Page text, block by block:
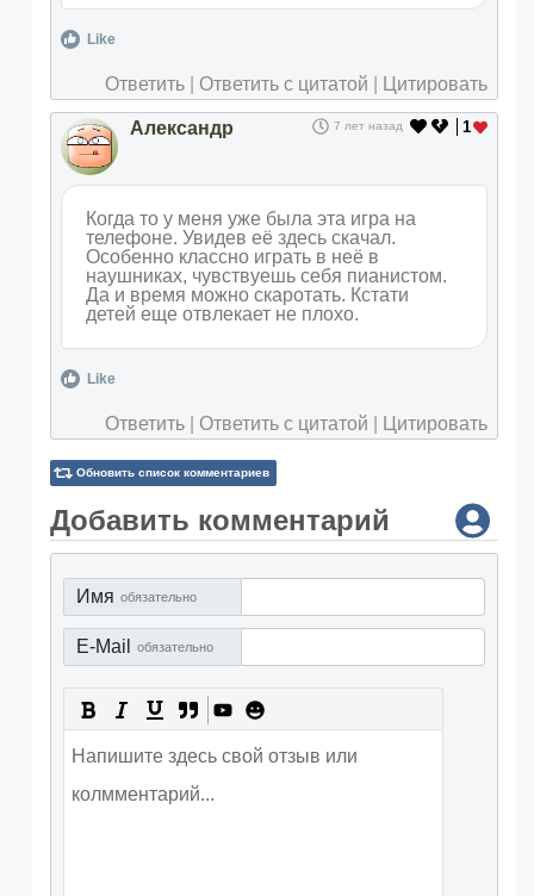
Like
Ответить Ответить с цитатой Цитировать
1
Александр 7 лет назад
Когда то у меня уже была эта игра на
телефоне. Увидев её здесь скачал.
Особенно классно играть в неё в
наушниках, чувствуешь себя пианистом.
Да и время можно скаротать. Кстати
детей еще отвлекает не плохо.
Like
Ответить Ответить с цитатой Цитировать
Обновить список комментариев
Добавить комментарий
Имя обязательно
E-Mail обязательно